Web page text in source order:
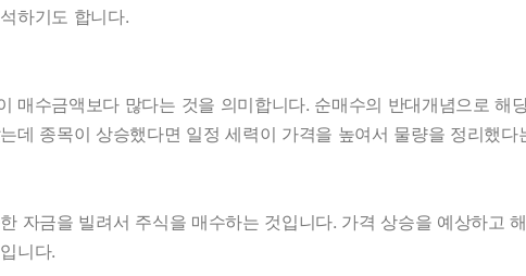
하기도 합니다.
매수금액보다 많다는 것을 의미합니다. 순매수의 반대개념으로 해
데 종목이 상승했다면 일정 세력이 가격을 높여서 물량을 정리했
자금을 빌려서 주식을 매수하는 것입니다. 가격 상승을 예상하고
니다.